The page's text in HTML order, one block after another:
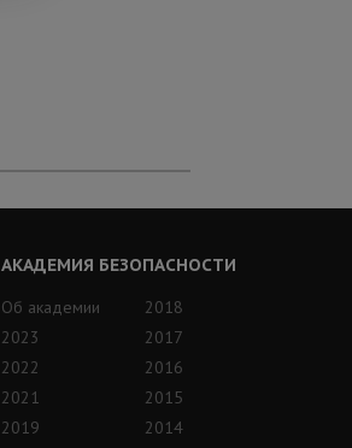
АКАДЕМИЯ БЕЗОПАСНОСТИ
Об академии
2023
2022
2021
2019
2018
2017
2016
2015
2014